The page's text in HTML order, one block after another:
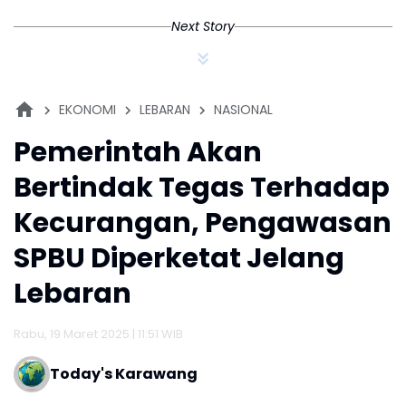
Next Story
EKONOMI LEBARAN NASIONAL
Pemerintah Akan
Bertindak Tegas Terhadap
Kecurangan, Pengawasan
SPBU Diperketat Jelang
Lebaran
Rabu, 19 Maret 2025 | 11:51 WIB
Today's Karawang